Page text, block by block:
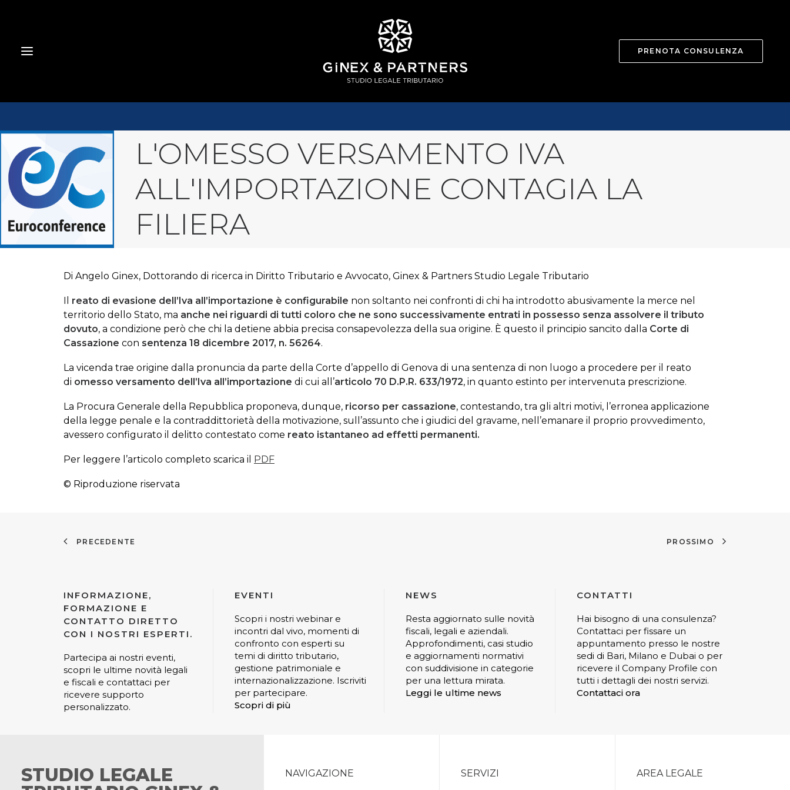
PRENOTA CONSULENZA
L'OMESSO VERSAMENTO IVA
ALL'IMPORTAZIONE CONTAGIA LA
FILIERA
Di Angelo Ginex, Dottorando di ricerca in Diritto Tributario e Avvocato, Ginex & Partners Studio Legale Tributario
Il reato di evasione dell’Iva all’importazione è configurabile non soltanto nei confronti di chi ha introdotto abusivamente la merce nel
territorio dello Stato, ma anche nei riguardi di tutti coloro che ne sono successivamente entrati in possesso senza assolvere il tributo
dovuto, a condizione però che chi la detiene abbia precisa consapevolezza della sua origine. È questo il principio sancito dalla Corte di
Cassazione con sentenza 18 dicembre 2017, n. 56264.
La vicenda trae origine dalla pronuncia da parte della Corte d’appello di Genova di una sentenza di non luogo a procedere per il reato
di omesso versamento dell’Iva all’importazione di cui all’articolo 70 D.P.R. 633/1972, in quanto estinto per intervenuta prescrizione.
La Procura Generale della Repubblica proponeva, dunque, ricorso per cassazione, contestando, tra gli altri motivi, l’erronea applicazione
della legge penale e la contraddittorietà della motivazione, sull’assunto che i giudici del gravame, nell’emanare il proprio provvedimento,
avessero configurato il delitto contestato come reato istantaneo ad effetti permanenti.
Per leggere l’articolo completo scarica il PDF
© Riproduzione riservata
PRECEDENTE PROSSIMO
INFORMAZIONE,
FORMAZIONE E
CONTATTO DIRETTO
CON I NOSTRI ESPERTI.
Partecipa ai nostri eventi,
scopri le ultime novità legali
e fiscali e contattaci per
ricevere supporto
personalizzato.
EVENTI
Scopri i nostri webinar e
incontri dal vivo, momenti di
confronto con esperti su
temi di diritto tributario,
gestione patrimoniale e
internazionalizzazione. Iscriviti
per partecipare.
Scopri di più
NEWS
Resta aggiornato sulle novità
fiscali, legali e aziendali.
Approfondimenti, casi studio
e aggiornamenti normativi
con suddivisione in categorie
per una lettura mirata.
Leggi le ultime news
CONTATTI
Hai bisogno di una consulenza?
Contattaci per fissare un
appuntamento presso le nostre
sedi di Bari, Milano e Dubai o per
ricevere il Company Profile con
tutti i dettagli dei nostri servizi.
Contattaci ora
STUDIO LEGALE
NAVIGAZIONE SERVIZI AREA LEGALE